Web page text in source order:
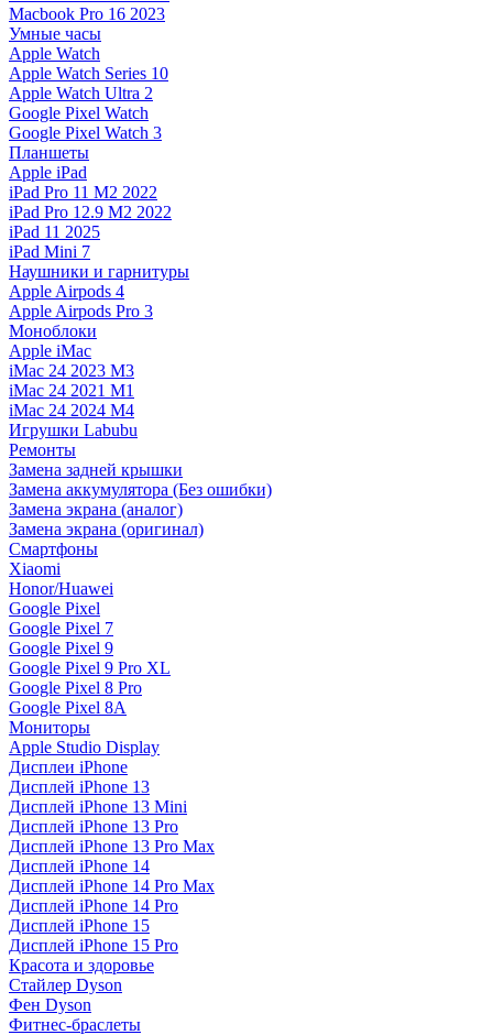
Macbook Pro 16 2023
Умные часы
Apple Watch
Apple Watch Series 10
Apple Watch Ultra 2
Google Pixel Watch
Google Pixel Watch 3
Планшеты
Apple iPad
iPad Pro 11 M2 2022
iPad Pro 12.9 M2 2022
iPad 11 2025
iPad Mini 7
Наушники и гарнитуры
Apple Airpods 4
Apple Airpods Pro 3
Моноблоки
Apple iMac
iMac 24 2023 M3
iMac 24 2021 M1
iMac 24 2024 M4
Игрушки Labubu
Ремонты
Замена задней крышки
Замена аккумулятора (Без ошибки)
Замена экрана (аналог)
Замена экрана (оригинал)
Смартфоны
Xiaomi
Honor/Huawei
Google Pixel
Google Pixel 7
Google Pixel 9
Google Pixel 9 Pro XL
Google Pixel 8 Pro
Google Pixel 8A
Мониторы
Apple Studio Display
Дисплеи iPhone
Дисплей iPhone 13
Дисплей iPhone 13 Mini
Дисплей iPhone 13 Pro
Дисплей iPhone 13 Pro Max
Дисплей iPhone 14
Дисплей iPhone 14 Pro Max
Дисплей iPhone 14 Pro
Дисплей iPhone 15
Дисплей iPhone 15 Pro
Красота и здоровье
Стайлер Dyson
Фен Dyson
Фитнес-браслеты